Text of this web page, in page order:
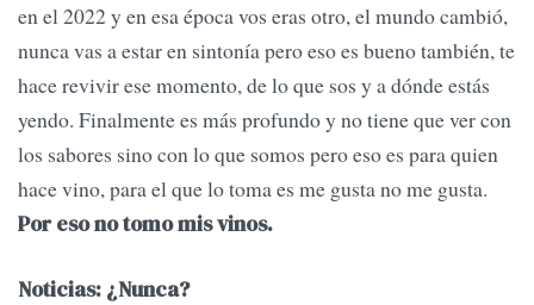
en el 2022 y en esa época vos eras otro, el mundo cambió,
nunca vas a estar en sintonía pero eso es bueno también, te
hace revivir ese momento, de lo que sos y a dónde estás
yendo. Finalmente es más profundo y no tiene que ver con
los sabores sino con lo que somos pero eso es para quien
hace vino, para el que lo toma es me gusta no me gusta.
Por eso no tomo mis vinos.
Noticias: ¿Nunca?